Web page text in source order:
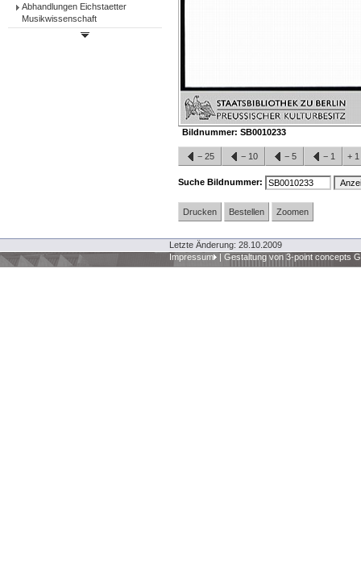
Abhandlungen Eichstaetter
Musikwissenschaft
Bildnummer:SB0010233
− 25 − 10 − 5 − 1 +
Suche Bildnummer:
Drucken Bestellen Zoomen
Letzte Änderung: 28.10.2009
Impressum
Gestaltung von 3-point concepts